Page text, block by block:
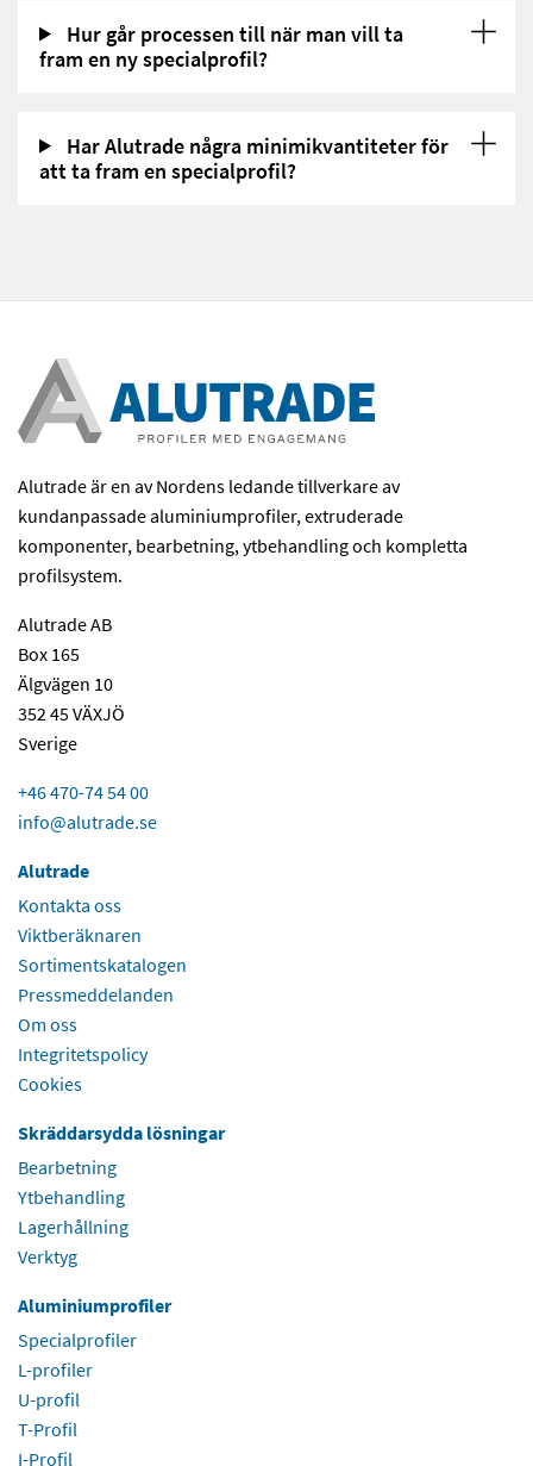
Hur går processen till när man vill ta
fram en ny specialprofil?
Har Alutrade några minimikvantiteter för
att ta fram en specialprofil?
Alutrade är en av Nordens ledande tillverkare av
kundanpassade aluminiumprofiler, extruderade
komponenter, bearbetning, ytbehandling och kompletta
profilsystem.
Alutrade AB
Box 165
Älgvägen 10
352 45 VÄXJÖ
Sverige
+46 470-74 54 00
info@alutrade.se
Alutrade
Kontakta oss
Viktberäknaren
Sortimentskatalogen
Pressmeddelanden
Om oss
Integritetspolicy
Cookies
Skräddarsydda lösningar
Bearbetning
Ytbehandling
Lagerhållning
Verktyg
Aluminiumprofiler
Specialprofiler
L-profiler
U-profil
T-Profil
I-Profil